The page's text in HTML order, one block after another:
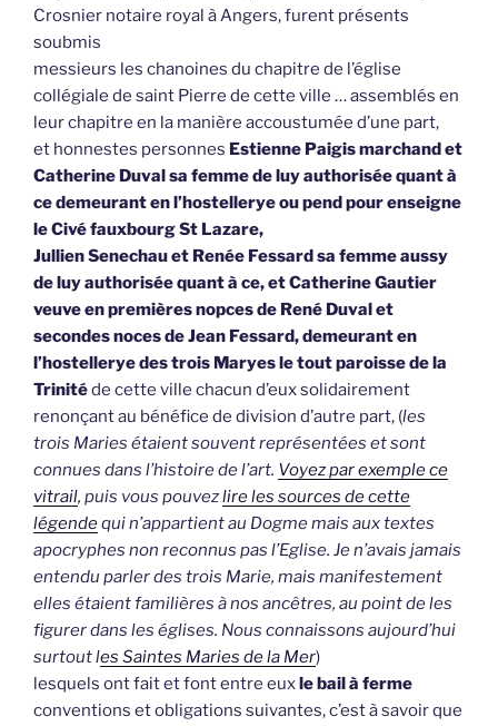
Crosnier notaire royal à Angers, furent présents
soubmis
messieurs les chanoines du chapitre de l’église
collégiale de saint Pierre de cette ville … assemblés en
leur chapitre en la manière accoustumée d’une part,
et honnestes personnes Estienne Paigis marchand et
Catherine Duval sa femme de luy authorisée quant à
ce demeurant en l’hostellerye ou pend pour enseigne
le Civé fauxbourg St Lazare,
Jullien Senechau et Renée Fessard sa femme aussy
de luy authorisée quant à ce, et Catherine Gautier
veuve en premières nopces de René Duval et
secondes noces de Jean Fessard, demeurant en
l’hostellerye des trois Maryes le tout paroisse de la
Trinitéde cette ville chacun d’eux solidairement
renonçant au bénéfice de division d’autre part, (les
trois Maries étaient souvent représentées et sont
connues dans l’histoire de l’art. Voyez par exemple ce
vitrail, puis vous pouvezlire les sources de cette
légendequi n’appartient au Dogme mais aux textes
apocryphes non reconnus pas l’Eglise. Je n’avais jamais
entendu parler des trois Marie, mais manifestement
elles étaient familières à nos ancêtres, au point de les
figurer dans les églises. Nous connaissons aujourd’hui
surtout les Saintes Maries de la Mer)
lesquels ont fait et font entre euxle bail à ferme
conventions et obligations suivantes, c’est à savoir que